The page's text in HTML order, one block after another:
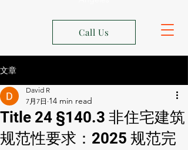
Call Us
文章
Title 24 §140.3 非住宅建筑
规范性要求：2025 规范完
David R
7月7日